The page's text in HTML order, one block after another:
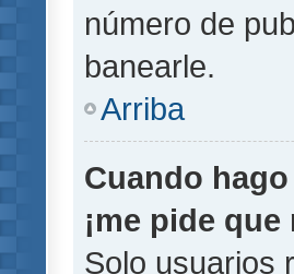
número de
banearle.
Arriba
Cuando
¡me pide
Solo usuarios